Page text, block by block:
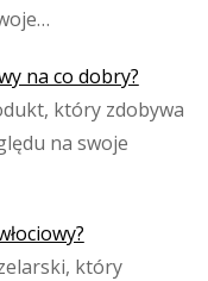
na co dobry?
który zdobywa
na swoje
który